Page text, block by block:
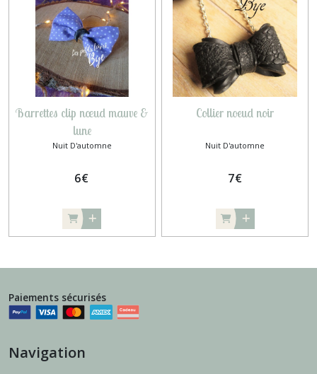
Barrettes clip nœud mauve &
lune
Nuit D'automne
6€
Collier noeud noir
Nuit D'automne
7€
Paiements sécurisés
Navigation